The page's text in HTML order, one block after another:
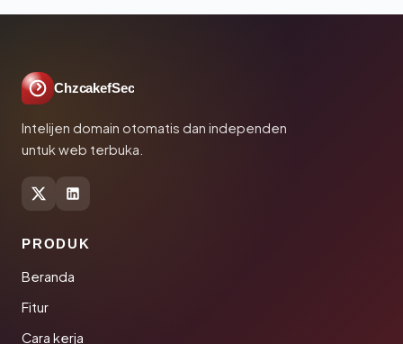
ChzcakefSec
Intelijen domain otomatis dan independen
untuk web terbuka.
PRODUK
Beranda
Fitur
Cara kerja